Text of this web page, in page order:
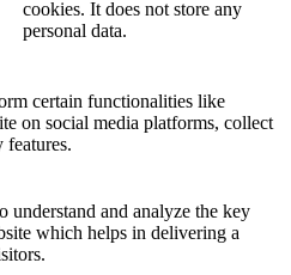
cookies. It does not store any
personal data.
certain functionalities like
on social media platforms, collect
features.
understand and analyze the key
which helps in delivering a